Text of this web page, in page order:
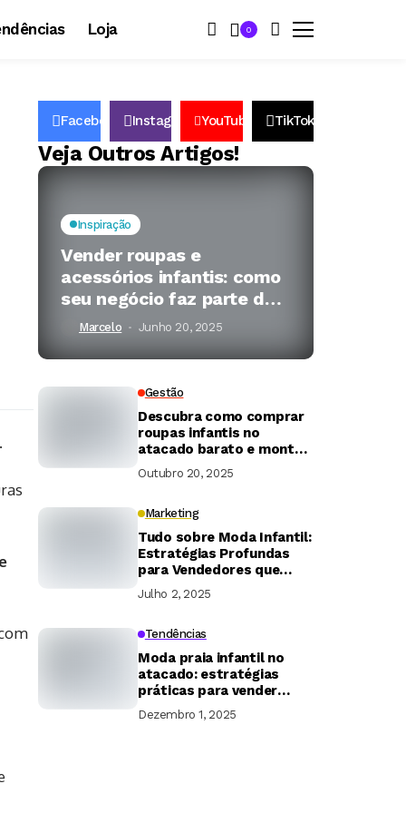
Loja 0
.
Facebook 67k
Instagram174k
YouTube TikTok
Veja Outros Artigos!
Inspiração
Vender roupas e
acessórios infantis: como
seu negócio faz parte da
infância de muitas
Marcelo Junho 20, 2025
Gestão
Descubra como comprar
roupas infantis no
atacado barato e montar
seu estoque inteligente
Outubro 20, 2025
Marketing
Tudo sobre Moda Infantil:
Estratégias Profundas
para Vendedores que
Querem Fechar Negócios
Julho 2, 2025
Tendências
Moda praia infantil no
atacado: estratégias
práticas para vender
muito na alta temporada
Dezembro 1, 2025